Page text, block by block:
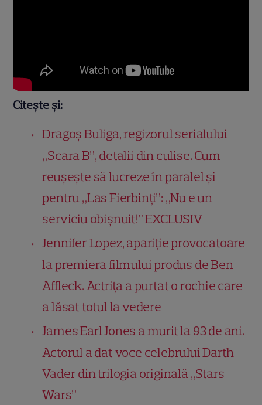
Citește și:
Dragoș Buliga, regizorul serialului
„Scara B”, detalii din culise. Cum
reușește să lucreze în paralel și
pentru „Las Fierbinți”: „Nu e un
serviciu obișnuit!” EXCLUSIV
Jennifer Lopez, apariție provocatoare
la premiera filmului produs de Ben
Affleck. Actrița a purtat o rochie care
a lăsat totul la vedere
James Earl Jones a murit la 93 de ani.
Actorul a dat voce celebrului Darth
Vader din trilogia originală „Stars
Wars”